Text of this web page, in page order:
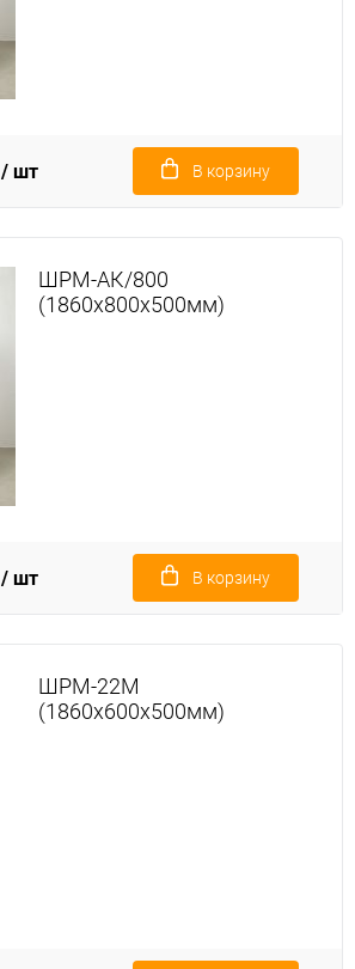
/ шт В корзину
ШРМ-АК/800
(1860х800х500мм)
/ шт В корзину
ШРМ-22М
(1860х600х500мм)